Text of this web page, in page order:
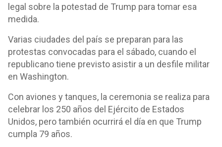
legal sobre la potestad de Trump para tomar esa
medida.
Varias ciudades del país se preparan para las
protestas convocadas para el sábado, cuando el
republicano tiene previsto asistir a un desfile militar
en Washington.
Con aviones y tanques, la ceremonia se realiza para
celebrar los 250 años del Ejército de Estados
Unidos, pero también ocurrirá el día en que Trump
cumpla 79 años.